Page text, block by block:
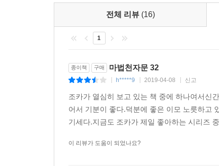
전체 리뷰 (16)
1
종이책 구매 마법천자문 32
h*****9 2019-04-08 신고
조카가 열심히 보고 있는 책 중에 하나여서신
어서 기분이 좋다.덕분에 좋은 이모 노릇하고
기세다.지금도 조카가 제일 좋아하는 시리즈
이 리뷰가 도움이 되었나요?